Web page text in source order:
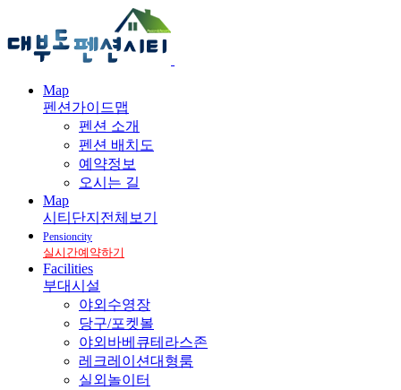
Map
펜션가이드맵
펜션 소개
펜션 배치도
예약정보
오시는 길
Map
시티단지전체보기
Pensioncity
실시간예약하기
Facilities
부대시설
야외수영장
당구/포켓볼
야외바베큐테라스존
레크레이션대형룸
실외놀이터